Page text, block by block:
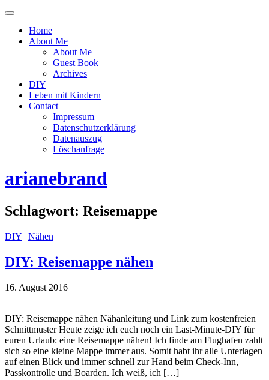
Menü
oder
ausblenden
Home
About Me
About Me
Guest Book
Archives
DIY
Leben mit Kindern
Contact
Impressum
Datenschutzerklärung
Datenauszug
Löschanfrage
arianebrand
Schlagwort: Reisemappe
DIY | Nähen
DIY: Reisemappe nähen
16. August 2016
DIY: Reisemappe nähen Nähanleitung und Link zum kostenfreien
Schnittmuster Heute zeige ich euch noch ein Last-Minute-DIY für
euren Urlaub: eine Reisemappe nähen! Ich finde am Flughafen zahlt
sich so eine kleine Mappe immer aus. Somit habt ihr alle Unterlagen
auf einen Blick und immer schnell zur Hand beim Check-Inn,
Passkontrolle und Boarden. Ich weiß, ich […]